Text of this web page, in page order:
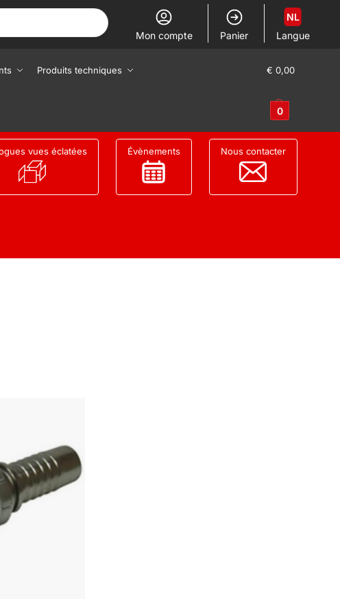
Mon compte Panier Langue
NL
Produits techniques € 0,00
0
vues éclatées Évènements Nous contacter